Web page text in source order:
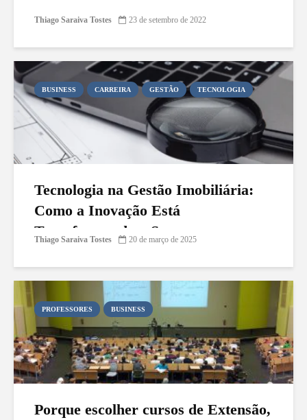
Thiago Saraiva Tostes 23 de setembro de 2022
BUSINESS CARREIRA GESTÃO TECNOLOGIA
Tecnologia na Gestão Imobiliária:
Como a Inovação Está
Transformando o Setor
Thiago Saraiva Tostes 20 de março de 2025
PROFESSORES BUSINESS
Porque escolher cursos de Extensão,